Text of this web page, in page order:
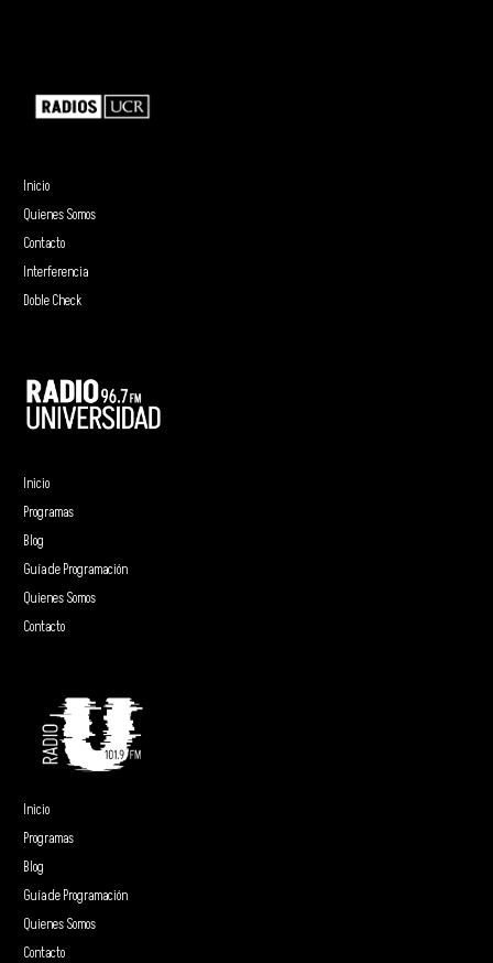
Inicio
Quienes Somos
Contacto
Interferencia
Doble Check
Inicio
Programas
Blog
Guía de Programación
Quienes Somos
Contacto
Inicio
Programas
Blog
Guía de Programación
Quienes Somos
Contacto